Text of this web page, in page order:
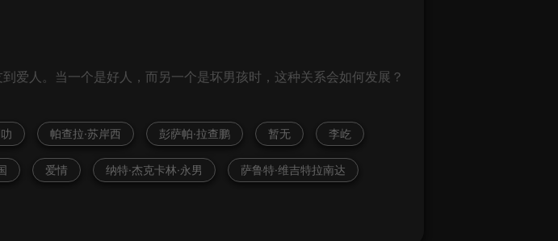
爱人。当一个是好人，而另一个是坏男孩时，这种关系会如何发展？
帕查拉·苏岸西 彭萨帕·拉查鹏 暂无 李屹
爱情 纳特·杰克卡林·永男 萨鲁特·维吉特拉南达